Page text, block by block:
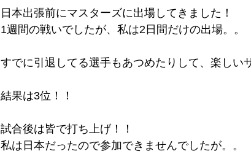
日本出張前にマスターズに出場してきました！
1週間の戦いでしたが、私は2日間だけの出場。。
すでに引退してる選手もあつめたりして、楽しい
結果は3位！！
試合後は皆で打ち上げ！！
私は日本だったので参加できませんでしたが。。